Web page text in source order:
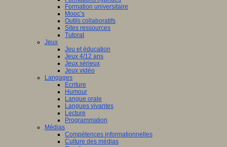
Formation universitaire
Mooc’s
Outils collaboratifs
Sites ressources
Tutorat
Jeux
Jeu et éducation
Jeux 4/12 ans
Jeux sérieux
Jeux vidéo
Langages
Ecriture
Humour
Langue orale
Langues vivantes
Lecture
Programmation
Médias
Compétences informationnelles
Culture des médias